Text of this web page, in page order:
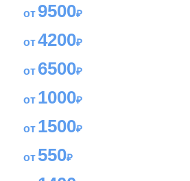
9500
4200
6500
1000
1500
550